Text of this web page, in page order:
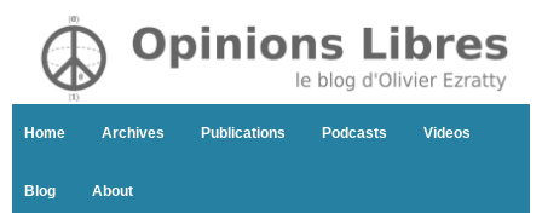
Home Archives Publications Podcasts Videos
Blog About